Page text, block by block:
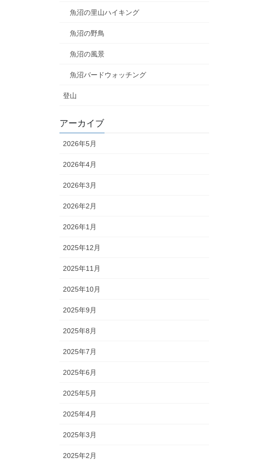
魚沼の里山ハイキング
魚沼の野鳥
魚沼の風景
魚沼バードウォッチング
登山
アーカイブ
2026年5月
2026年4月
2026年3月
2026年2月
2026年1月
2025年12月
2025年11月
2025年10月
2025年9月
2025年8月
2025年7月
2025年6月
2025年5月
2025年4月
2025年3月
2025年2月